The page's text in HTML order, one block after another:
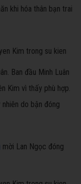
khi hóa thân bạn trai
Ban đầu Minh Luân
Kim vì thấy phù hợp.
nhiên do bận đóng
mời Lan Ngọc đóng